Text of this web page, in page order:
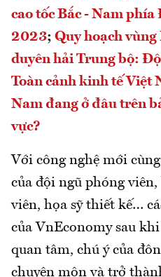
cao tốc Bắc - Nam
2023; Quy hoạch vùng
duyên hải Trung bộ:
Toàn cảnh kinh tế Việt
Nam đang ở đâu trên
vực?
Với công nghệ mới
của đội ngũ phóng
viên, họa sỹ thiết kế…
của VnEconomy sau
quan tâm, chú ý của
chuyên môn và trở